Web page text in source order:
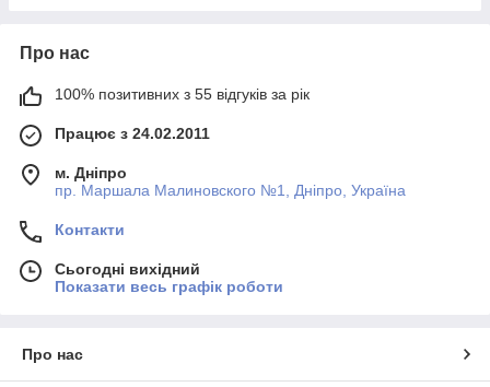
Про нас
100% позитивних з 55 відгуків за рік
Працює з 24.02.2011
м. Дніпро
пр. Маршала Малиновского №1, Дніпро, Україна
Контакти
Сьогодні вихідний
Показати весь графік роботи
Про нас